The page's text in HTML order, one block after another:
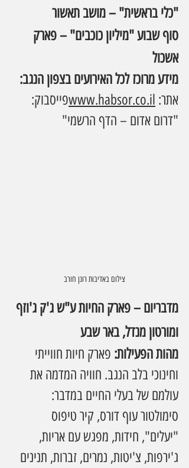
"כלי בראשית" – מושב תאשור
סוף שבוע "מיליון כוכבים" – פארק
אשכול
מידע מרוכז לכל האירועים בצפון הנגב:
אתר:
www.habsor.co.il
פייסבוק:
"דרום אדום – הדף הרשמי"
צילום באדיבות רונן חורב
מדבריום – פארק החיות ע"ש ג'ק ג'וזף
ומורטון מנדל, באר שבע
מהות הפעילות: פארק חיות חווייתי
וחינוכי בלב הנגב. חוויה המדמה את
עולמם של בעלי החיים במדבר:
סימולטור עוף דורס, קיר טיפוס
"יעלים", חידות, מפגש עם אריות,
ג'ירפות, צ'יטות, נמרים, זברות, תנינים